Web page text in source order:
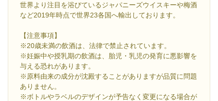
世界より注目を浴びているジャパニーズウイスキーや梅酒
など2019年時点で世界23各国へ輸出しております。
【注意事項】
※20歳未満の飲酒は、法律で禁止されています。
※妊娠中や授乳期の飲酒は、胎児・乳児の発育に悪影響を
与える恐れがあります。
※原料由来の成分が沈殿することがありますが品質に問題
ありません。
※ボトルやラベルのデザインが予告なく変更になる場合が